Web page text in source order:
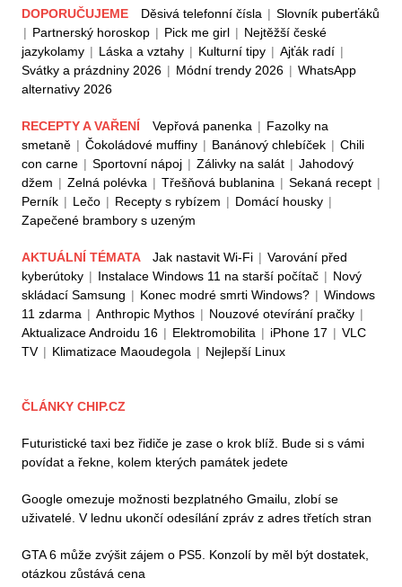
DOPORUČUJEME Děsivá telefonní čísla | Slovník puberťáků
| Partnerský horoskop | Pick me girl | Nejtěžší české
jazykolamy | Láska a vztahy | Kulturní tipy | Ajťák radí |
Svátky a prázdniny 2026 | Módní trendy 2026 | WhatsApp
alternativy 2026
RECEPTY A VAŘENÍ Vepřová panenka | Fazolky na
smetaně | Čokoládové muffiny | Banánový chlebíček | Chili
con carne | Sportovní nápoj | Zálivky na salát | Jahodový
džem | Zelná polévka | Třešňová bublanina | Sekaná recept |
Perník | Lečo | Recepty s rybízem | Domácí housky |
Zapečené brambory s uzeným
AKTUÁLNÍ TÉMATA Jak nastavit Wi-Fi | Varování před
kyberútoky | Instalace Windows 11 na starší počítač | Nový
skládací Samsung | Konec modré smrti Windows? | Windows
11 zdarma | Anthropic Mythos | Nouzové otevírání pračky |
Aktualizace Androidu 16 | Elektromobilita | iPhone 17 | VLC
TV | Klimatizace Maoudegola | Nejlepší Linux
ČLÁNKY CHIP.CZ
Futuristické taxi bez řidiče je zase o krok blíž. Bude si s vámi
povídat a řekne, kolem kterých památek jedete
Google omezuje možnosti bezplatného Gmailu, zlobí se
uživatelé. V lednu ukončí odesílání zpráv z adres třetích stran
GTA 6 může zvýšit zájem o PS5. Konzolí by měl být dostatek,
otázkou zůstává cena